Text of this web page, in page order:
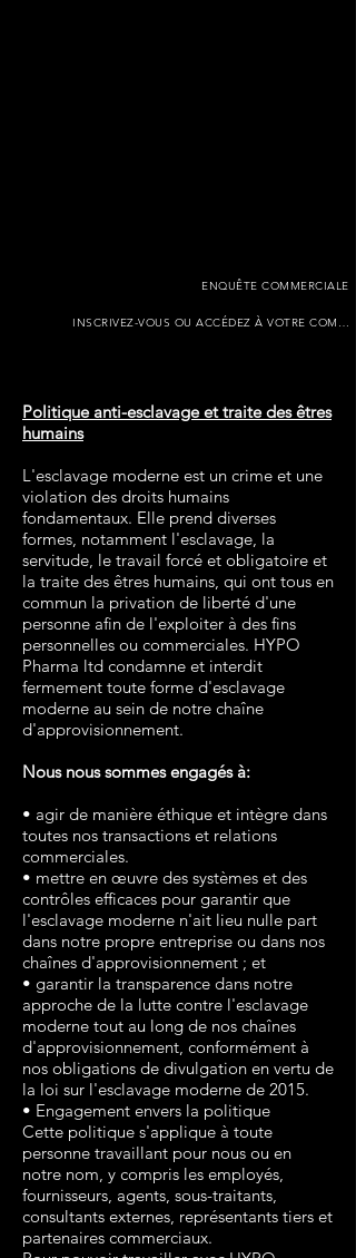
ENQUÊTE COMMERCIALE
INSCRIVEZ-VOUS OU ACCÉDEZ À VOTRE COMPTE COMMERCIAL
Politique anti-esclavage et traite des êtres
humains
L'esclavage moderne est un crime et une
violation des droits humains
fondamentaux. Elle prend diverses
formes, notamment l'esclavage, la
servitude, le travail forcé et obligatoire et
la traite des êtres humains, qui ont tous en
commun la privation de liberté d'une
personne afin de l'exploiter à des fins
personnelles ou commerciales. HYPO
Pharma ltd condamne et interdit
fermement toute forme d'esclavage
moderne au sein de notre chaîne
d'approvisionnement.
Nous nous sommes engagés à:
• agir de manière éthique et intègre dans
toutes nos transactions et relations
commerciales.
• mettre en œuvre des systèmes et des
contrôles efficaces pour garantir que
l'esclavage moderne n'ait lieu nulle part
dans notre propre entreprise ou dans nos
chaînes d'approvisionnement ; et
• garantir la transparence dans notre
approche de la lutte contre l'esclavage
moderne tout au long de nos chaînes
d'approvisionnement, conformément à
nos obligations de divulgation en vertu de
la loi sur l'esclavage moderne de 2015.
• Engagement envers la politique
Cette politique s'applique à toute
personne travaillant pour nous ou en
notre nom, y compris les employés,
fournisseurs, agents, sous-traitants,
consultants externes, représentants tiers et
partenaires commerciaux.